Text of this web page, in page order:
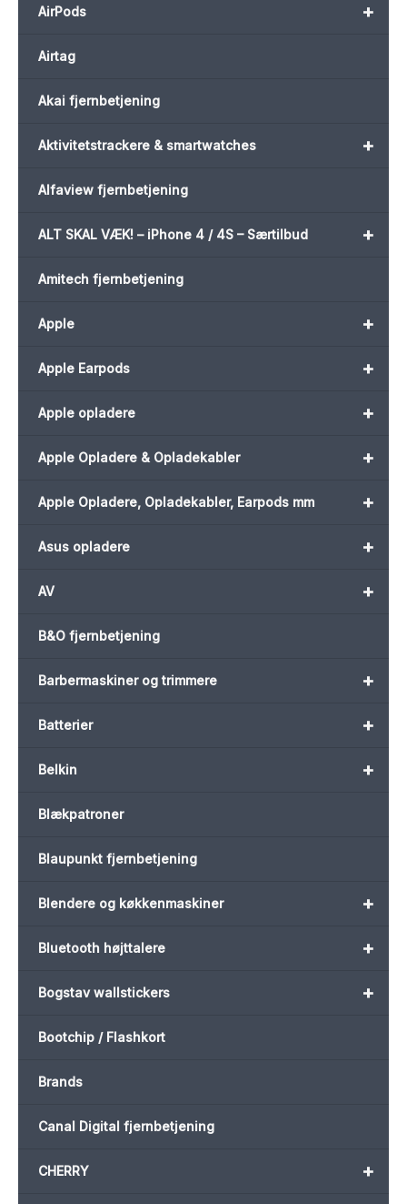
+
AirPods
Airtag
Akai fjernbetjening
+
Aktivitetstrackere & smartwatches
Alfaview fjernbetjening
+
ALT SKAL VÆK! – iPhone 4 / 4S – Særtilbud
Amitech fjernbetjening
+
Apple
+
Apple Earpods
+
Apple opladere
+
Apple Opladere & Opladekabler
+
Apple Opladere, Opladekabler, Earpods mm
+
Asus opladere
+
AV
B&O fjernbetjening
+
Barbermaskiner og trimmere
+
Batterier
+
Belkin
Blækpatroner
Blaupunkt fjernbetjening
+
Blendere og køkkenmaskiner
+
Bluetooth højttalere
+
Bogstav wallstickers
Bootchip / Flashkort
Brands
Canal Digital fjernbetjening
+
CHERRY